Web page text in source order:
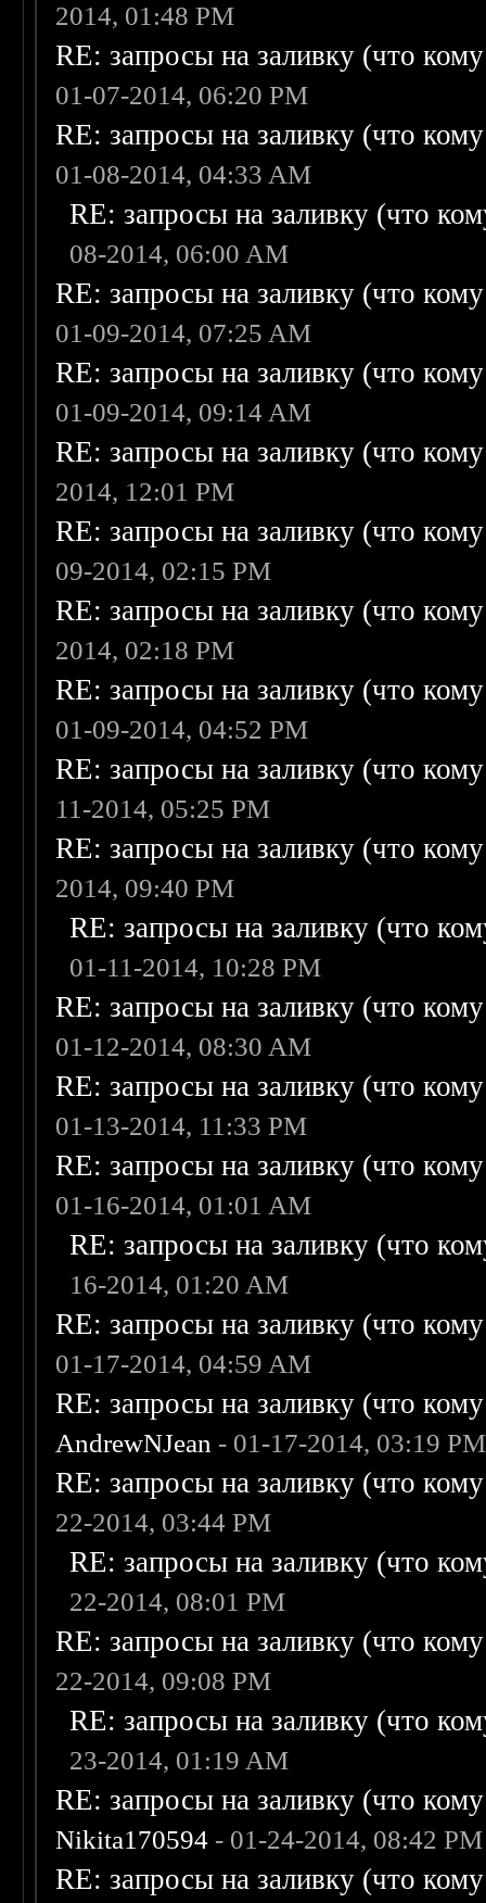
2014, 01:48 PM
RE: запросы на заливку (что
01-07-2014, 06:20 PM
RE: запросы на заливку (что
01-08-2014, 04:33 AM
RE: запросы на заливку (что
08-2014, 06:00 AM
RE: запросы на заливку (что
01-09-2014, 07:25 AM
RE: запросы на заливку (что
01-09-2014, 09:14 AM
RE: запросы на заливку (что
2014, 12:01 PM
RE: запросы на заливку (что
09-2014, 02:15 PM
RE: запросы на заливку (что
2014, 02:18 PM
RE: запросы на заливку (что
01-09-2014, 04:52 PM
RE: запросы на заливку (что
11-2014, 05:25 PM
RE: запросы на заливку (что
2014, 09:40 PM
RE: запросы на заливку (что
01-11-2014, 10:28 PM
RE: запросы на заливку (что
01-12-2014, 08:30 AM
RE: запросы на заливку (что
01-13-2014, 11:33 PM
RE: запросы на заливку (что
01-16-2014, 01:01 AM
RE: запросы на заливку (что
16-2014, 01:20 AM
RE: запросы на заливку (что
01-17-2014, 04:59 AM
RE: запросы на заливку (что
AndrewNJean - 01-17-2014, 03:19 PM
RE: запросы на заливку (что
22-2014, 03:44 PM
RE: запросы на заливку (что
22-2014, 08:01 PM
RE: запросы на заливку (что
22-2014, 09:08 PM
RE: запросы на заливку (что
23-2014, 01:19 AM
RE: запросы на заливку (что
Nikita170594 - 01-24-2014, 08:42 PM
RE: запросы на заливку (что